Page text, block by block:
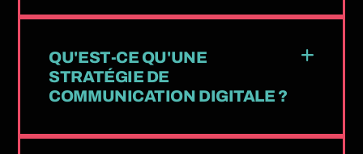
QU'EST-CE QU'UNE
STRATÉGIE DE
COMMUNICATION DIGITALE ?